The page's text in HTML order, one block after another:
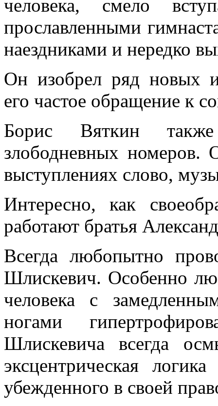
человека, смело
прославленными
наездниками и нередко
Он изобрел ряд новых
его частое обращение к
Борис Вяткин
злободневных номеров.
выступлениях слово,
Интересно, как
работают братья
Всегда любопытно
Шлискевич. Особенно
человека с
ногами
Шлискевича всегда
эксцентрическая
убежденного в своей